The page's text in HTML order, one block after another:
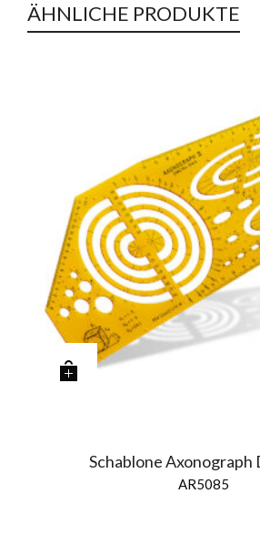
ÄHNLICHE PRODUKTE
Schablone Axonograph
AR5085